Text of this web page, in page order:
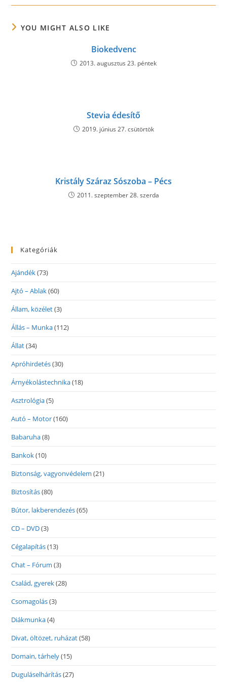
YOU MIGHT ALSO LIKE
Biokedvenc
2013. augusztus 23. péntek
Stevia édesítő
2019. június 27. csütörtök
Kristály Száraz Sószoba – Pécs
2011. szeptember 28. szerda
Kategóriák
Ajándék(73)
Ajtó – Ablak(60)
Állam, közélet(3)
Állás – Munka(112)
Állat(34)
Apróhirdetés(30)
Árnyékolástechnika(18)
Asztrológia(5)
Autó – Motor(160)
Babaruha(8)
Bankok(10)
Biztonság, vagyonvédelem (21)
Biztosítás(80)
Bútor, lakberendezés(65)
CD – DVD(3)
Cégalapítás(13)
Chat – Fórum (3)
Család, gyerek(28)
Csomagolás(3)
Diákmunka(4)
Divat, öltözet, ruházat(58)
Domain, tárhely(15)
Duguláselhárítás(27)